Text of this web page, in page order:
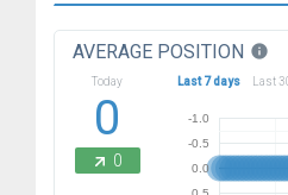
AVERAGE POSITION info
Today
0
0
Last 7 days Last
-1.0
-0.5
0.0